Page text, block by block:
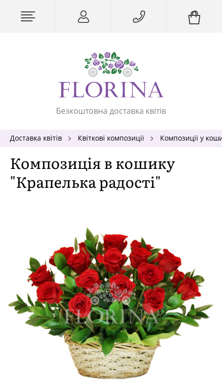
Безкоштовна доставка квітів
Доставка квітів Квіткові композиції Композиції у
Композиція в кошику
"Крапелька радості"